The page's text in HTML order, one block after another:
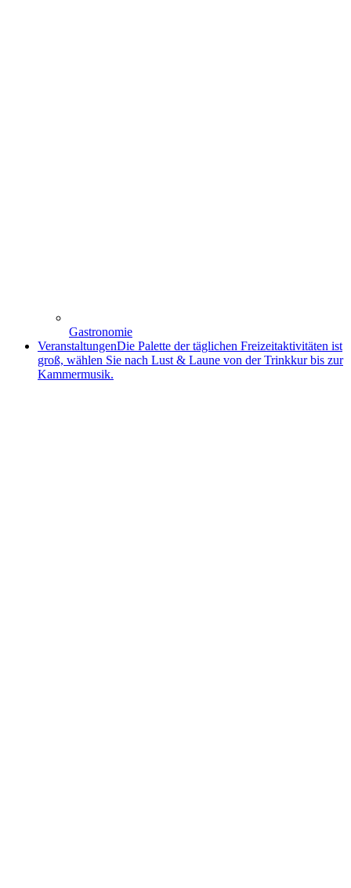
Gastronomie
VeranstaltungenDie Palette der täglichen Freizeitaktivitäten ist
groß, wählen Sie nach Lust & Laune von der Trinkkur bis zur
Kammermusik.